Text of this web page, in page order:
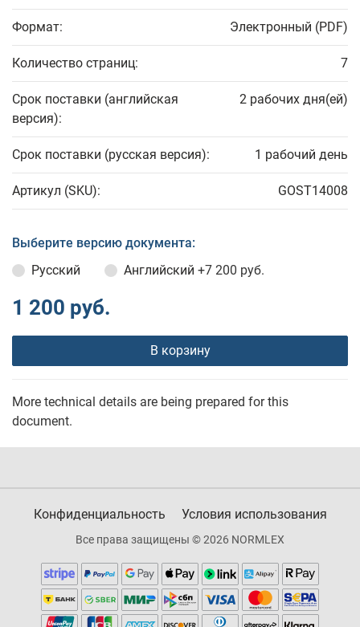
Формат: Электронный (PDF)
Количество страниц: 7
Срок поставки (английская
версия):
2 рабочих дня(ей)
Срок поставки (русская версия): 1 рабочий день
Артикул (SKU): GOST14008
Выберите версию документа:
Русский
Английский +7 200 руб.
1 200 руб.
В корзину
More technical details are being prepared for this
document.
Конфиденциальность Условия использования
Все права защищены © 2026 NORMLEX